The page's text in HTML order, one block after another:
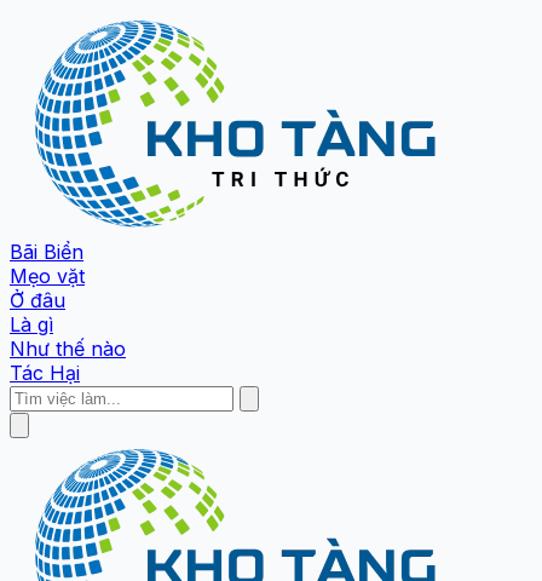
Bãi Biển
Mẹo vặt
Ở đâu
Là gì
Như thế nào
Tác Hại